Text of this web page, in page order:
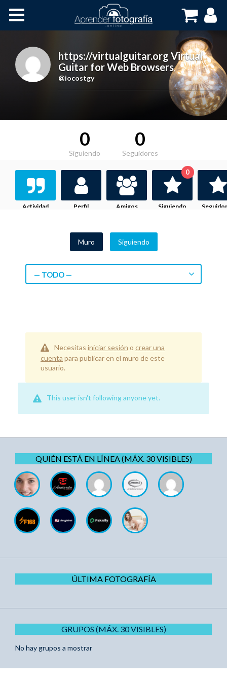
Cursos OnLine
https://virtualguitar.org Virtual
Guitar for Web Browsers,
@iocostgy
0
Siguiendo
0
Seguidores
Actividad Perfil Amigos Siguiendo
0
Muro Siguiendo
— TODO —
Necesitas iniciar sesión o crear una
cuenta para publicar en el muro de este
usuario.
This user isn't following anyone yet.
QUIÉN ESTÁ EN LÍNEA (MÁX. 30 VISIBLES)
ÚLTIMA FOTOGRAFÍA
GRUPOS (MÁX. 30 VISIBLES)
No hay grupos a mostrar